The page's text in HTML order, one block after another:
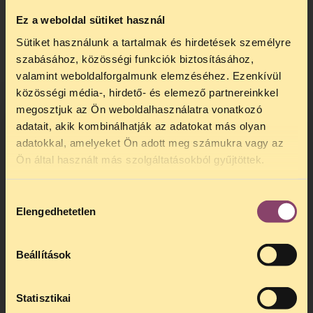
Ez a weboldal sütiket használ
Sütiket használunk a tartalmak és hirdetések személyre
szabásához, közösségi funkciók biztosításához,
valamint weboldalforgalmunk elemzéséhez. Ezenkívül
közösségi média-, hirdető- és elemező partnereinkkel
megosztjuk az Ön weboldalhasználatra vonatkozó
adatait, akik kombinálhatják az adatokat más olyan
adatokkal, amelyeket Ön adott meg számukra vagy az
Ön által használt más szolgáltatásokból gyűjtöttek.
kiválasztása
Elengedhetetlen
Beállítások
Statisztikai
mint speciális munkakereső szolgáltatások
létrehozása, lehetőségek teremtése a
védett foglalkoztatásra és a munkaadók
ösztönzése fizikailag fogyatékos személyek
alkalmazására.”
Az Európai Szociális Karta végrehajtásáról
szóló nemzeti jelentések a Szociális és
Munkaügyi Minisztériumhonlapján.
A fogyatékos személyek jogairól szóló
A fogyatékos személyek jogairól szóló és
„A fogyatékos személynek joga van a
TELEFONOS JOGSEGÉLY
SZÜNET!
hogytelefonos jogsegélyünk július 27 és
kedden, 13 és 15 óra között lesz
alatt is elér minket.